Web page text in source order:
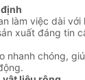
làm việc dài với
xuất đáng tin
nhanh chóng,